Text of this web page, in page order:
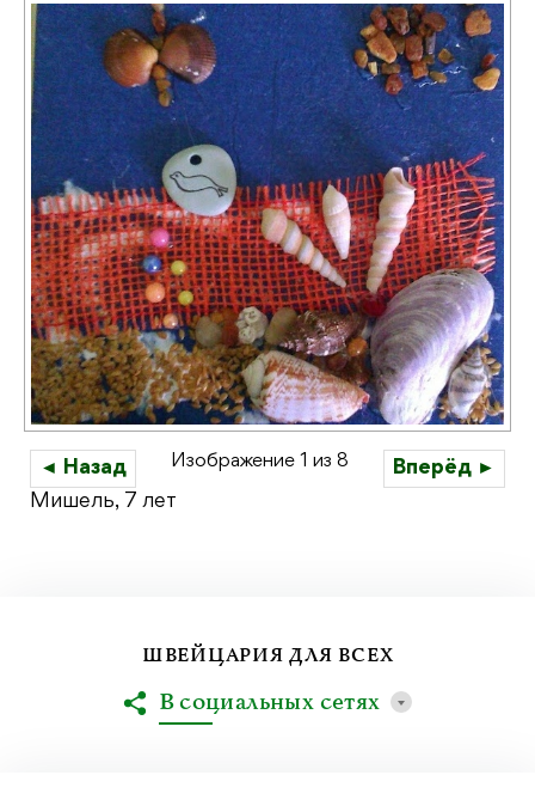
◄ Назад Вперёд ►
Изображение 1 из 8
Мишель, 7 лет
ШВЕЙЦАРИЯ ДЛЯ ВСЕХ
В социальных сетях